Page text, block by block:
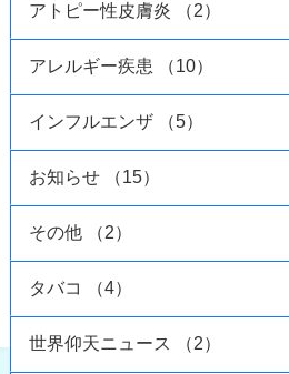
アトピー性皮膚炎 （2）
アレルギー疾患 （10）
インフルエンザ （5）
お知らせ （15）
その他 （2）
タバコ （4）
世界仰天ニュース （2）